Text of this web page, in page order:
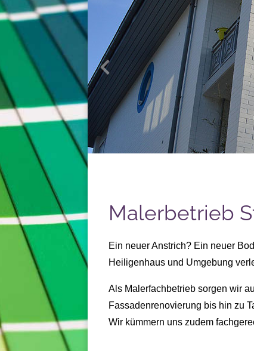
Malerbetrieb
Ein neuer Anstrich? Ein neuer
Heiligenhaus und Umgebung
Als Malerfachbetrieb sorgen wir
Fassadenrenovierung bis hin zu
Wir kümmern uns zudem